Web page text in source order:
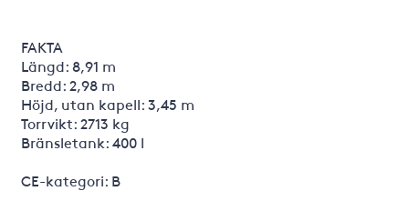
FAKTA
Längd: 8,91 m
Bredd: 2,98 m
Höjd, utan kapell: 3,45 m
Torrvikt: 2713 kg
Bränsletank: 400 l
CE-kategori: B